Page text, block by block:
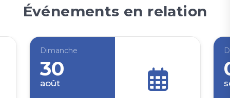
Événements en relation
Dimanche
30
août